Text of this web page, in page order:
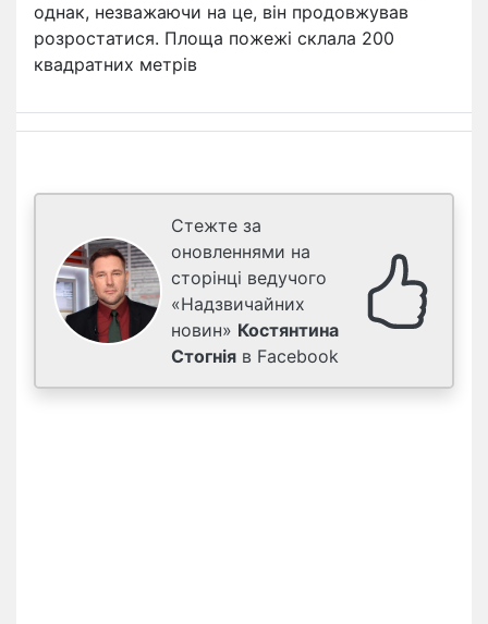
однак, незважаючи на це, він продовжував
розростатися. Площа пожежі склала 200
квадратних метрів
Стежте за
оновленнями на
сторінці ведучого
«Надзвичайних
новин» Костянтина
Стогнія в Facebook